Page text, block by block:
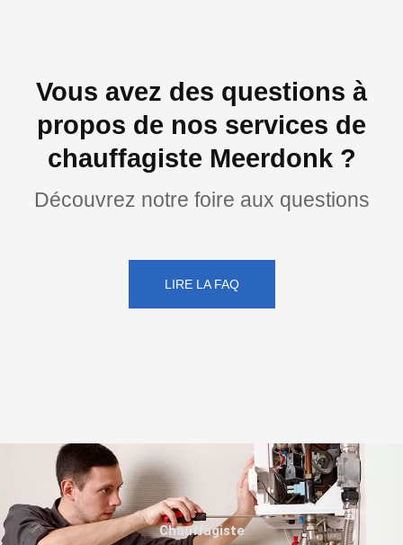
Vous avez des questions à
propos de nos services de
chauffagiste Meerdonk ?
Découvrez notre foire aux questions
LIRE LA FAQ
Chauffagiste